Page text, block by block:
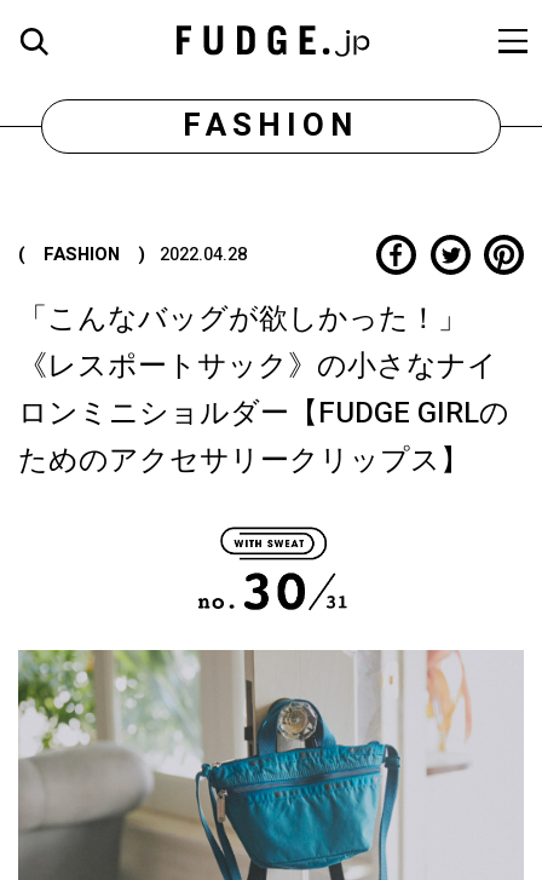
FASHION
( FASHION ) 2022.04.28
「こんなバッグが欲しかった！」
《レスポートサック》の小さなナイ
ロンミニショルダー【FUDGE GIRLの
ためのアクセサリークリップス】